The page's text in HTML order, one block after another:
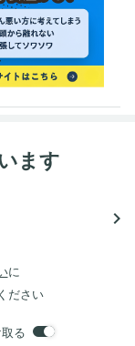
ます
navigate_next
に
ださい
る